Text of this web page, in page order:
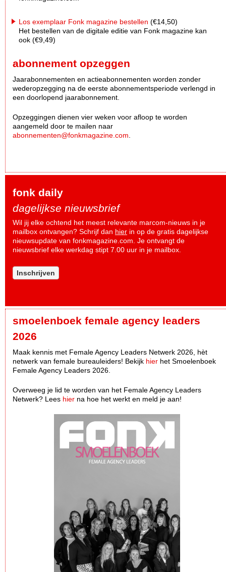
Los exemplaar Fonk magazine bestellen (€14,50)
Het bestellen van de digitale editie van Fonk magazine kan
ook (€9,49)
abonnement opzeggen
Jaarabonnementen en actieabonnementen worden zonder
wederopzegging na de eerste abonnementsperiode verlengd in
een doorlopend jaarabonnement.
Opzeggingen dienen vier weken voor afloop te worden
aangemeld door te mailen naar
abonnementen@fonkmagazine.com
fonk daily
dagelijkse nieuwsbrief
Wil jij elke ochtend het meest relevante marcom-nieuws in je
mailbox ontvangen? Schrijf dan hier in op de gratis dagelijkse
nieuwsupdate van fonkmagazine.com. Je ontvangt de
nieuwsbrief elke werkdag stipt 7.00 uur in je mailbox.
Inschrijven
smoelenboek female agency leaders
2026
Maak kennis met Female Agency Leaders Netwerk 2026, hèt
netwerk van female bureauleiders! Bekijk hier het Smoelenboek
Female Agency Leaders 2026.
Overweeg je lid te worden van het Female Agency Leaders
Netwerk? Lees hier na hoe het werkt en meld je aan!